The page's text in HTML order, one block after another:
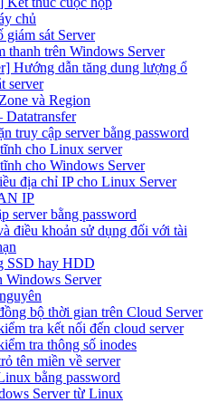
chủ
giám sát Server
thanh trên Windows Server
Hướng dẫn tăng dung lượng ổ
server
và Region
Datatransfer
truy cập server bằng password
cho Linux server
cho Windows Server
địa chỉ IP cho Linux Server
IP
server bằng password
điều khoản sử dụng đối với tài
SSD hay HDD
Windows Server
bộ thời gian trên Cloud Server
tra kết nối đến cloud server
tra thông số inodes
tên miền về server
bằng password
Server từ Linux